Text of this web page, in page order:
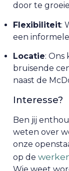
door te
Flexibiliteit:
een
Locatie: Ons
bruisende
naast de
Interesse?
Ben jij
weten over
onze
op de
Wie weet